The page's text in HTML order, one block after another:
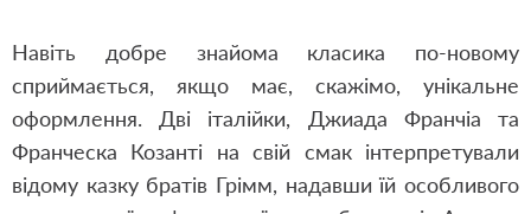
Навіть добре знайома класика по-новому
сприймається, якщо має, скажімо, унікальне
оформлення. Дві італійки, Джиада Франчіа та
Франческа Козанті на свій смак інтерпретували
відому казку братів Грімм, надавши їй особливого